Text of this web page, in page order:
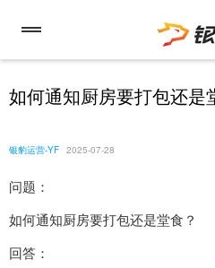
如何通知厨房要打包还是
银豹运营-YF 2025-07-28
问题：
如何通知厨房要打包还是堂食？
回答：